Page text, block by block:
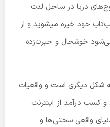
دریا در ساحل لذت
خود خیره میشوید و از
خوشحال و حیرت‌زده
شکل دیگری است و واقعیات
و کسب درآمد از اینترنت
واقعی سختی‌ها و